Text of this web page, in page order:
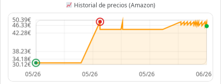
Historial de precios (Amazon)